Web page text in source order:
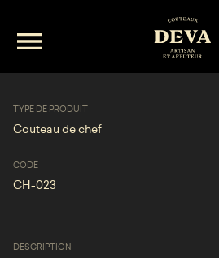
Chef — acier carbone et gazelle
TYPE DE PRODUIT
Couteau de chef
CODE
CH-023
DESCRIPTION